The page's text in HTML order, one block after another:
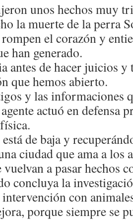
unos hechos muy
la muerte de la perra
el corazón y
han generado.
antes de hacer juicios y
que hemos abierto.
y las informaciones
actuó en defensa
de baja y
ciudad que ama a los
a pasar hechos
concluya la
con
porque siempre se